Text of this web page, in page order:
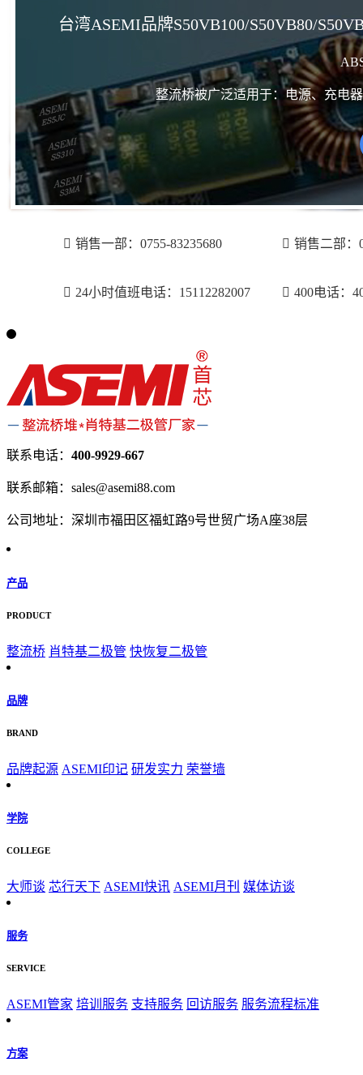
台湾ASEMI品牌S50VB100/S50VB80/
整流桥被广泛适用于：电源、充电
销售一部：0755-83235680 销售二部：
24小时值班电话：15112282007 400电话：
联系电话： 400-9929-667
联系邮箱：sales@asemi88.com
公司地址：深圳市福田区福虹路9号世贸广场A座38层
产品
PRODUCT
整流桥 肖特基二极管 快恢复二极管
品牌
BRAND
品牌起源 ASEMI印记 研发实力 荣誉墙
学院
COLLEGE
大师谈 芯行天下 ASEMI快讯 ASEMI月刊 媒体访谈
服务
SERVICE
ASEMI管家 培训服务 支持服务 回访服务 服务流程标准
方案